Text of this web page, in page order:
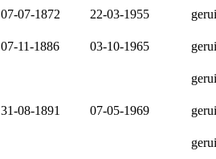
07-07-1872 22-03-1955
07-11-1886 03-10-1965
31-08-1891 07-05-1969